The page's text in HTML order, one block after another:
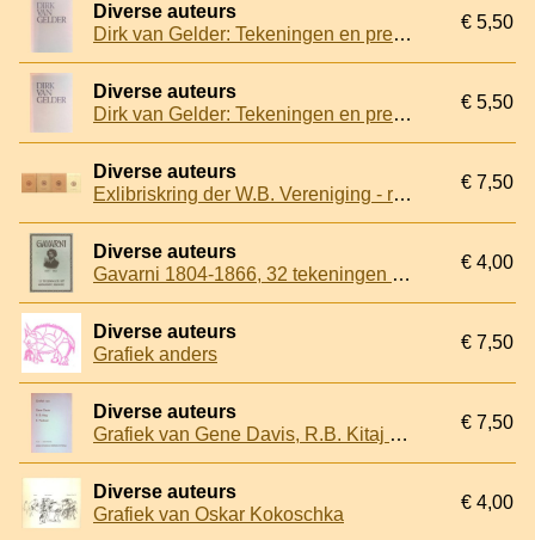
Diverse auteurs
Dirk van Gelder: Tekeningen en prenten
€ 5,50
Diverse auteurs
Dirk van Gelder: Tekeningen en prenten
€ 5,50
Diverse auteurs
Exlibriskring der W.B. Vereniging - ruillijst (4x)
€ 7,50
Diverse auteurs
Gavarni 1804-1866, 32 tekeningen uit Mascarade Humaine
€ 4,00
Diverse auteurs
Grafiek anders
€ 7,50
Diverse auteurs
Grafiek van Gene Davis, R.B. Kitaj en E. Paolozzi
€ 7,50
Diverse auteurs
Grafiek van Oskar Kokoschka
€ 4,00